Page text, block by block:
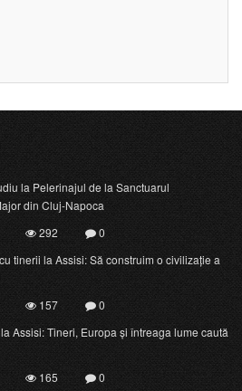
la Pelerinajul de la Sanctuarul
din Cluj-Napoca
292
0
tinerii la Assisi: Să construim o civilizație a
157
0
Assisi: Tineri, Europa și întreaga lume caută
165 0